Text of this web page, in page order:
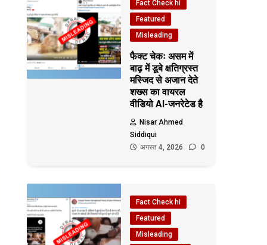
Fact Check hi
Featured
Misleading
फैक्ट चेकः असम में
बाढ़ में डूबे क्षतिग्रस्त
मस्जिद से अजान देते
शख्स का वायरल
वीडियो AI-जनरेटेड है
Nisar Ahmed
Siddiqui
अगस्त 4, 2026
0
Fact Check hi
Featured
Misleading